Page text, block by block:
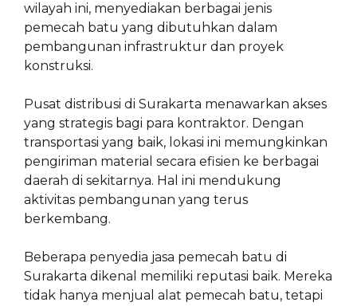
wilayah ini, menyediakan berbagai jenis
pemecah batu yang dibutuhkan dalam
pembangunan infrastruktur dan proyek
konstruksi.
Pusat distribusi di Surakarta menawarkan akses
yang strategis bagi para kontraktor. Dengan
transportasi yang baik, lokasi ini memungkinkan
pengiriman material secara efisien ke berbagai
daerah di sekitarnya. Hal ini mendukung
aktivitas pembangunan yang terus
berkembang.
Beberapa penyedia jasa pemecah batu di
Surakarta dikenal memiliki reputasi baik. Mereka
tidak hanya menjual alat pemecah batu, tetapi